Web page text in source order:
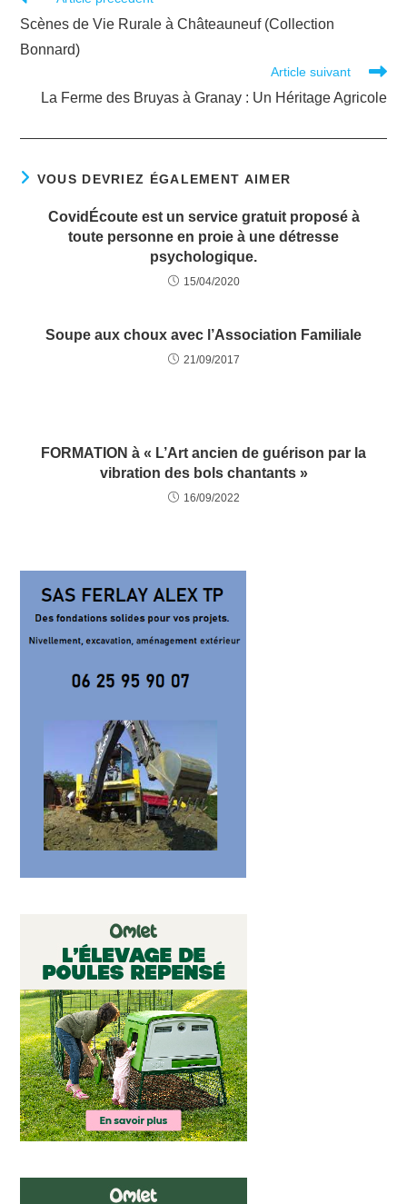
Scènes de Vie Rurale à Châteauneuf (Collection
Bonnard)
Article suivant
La Ferme des Bruyas à Granay : Un Héritage Agricole
VOUS DEVRIEZ ÉGALEMENT AIMER
CovidÉcoute est un service gratuit proposé à
toute personne en proie à une détresse
psychologique.
15/04/2020
Soupe aux choux avec l’Association Familiale
21/09/2017
FORMATION à « L’Art ancien de guérison par la
vibration des bols chantants »
16/09/2022